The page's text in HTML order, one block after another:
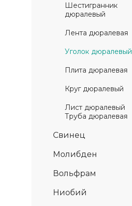
Шестигранник
дюралевый
Лента дюралевая
Уголок дюралевый
Плита дюралевая
Круг дюралевый
Лист дюралевый
Труба дюралевая
Свинец
Молибден
Вольфрам
Ниобий